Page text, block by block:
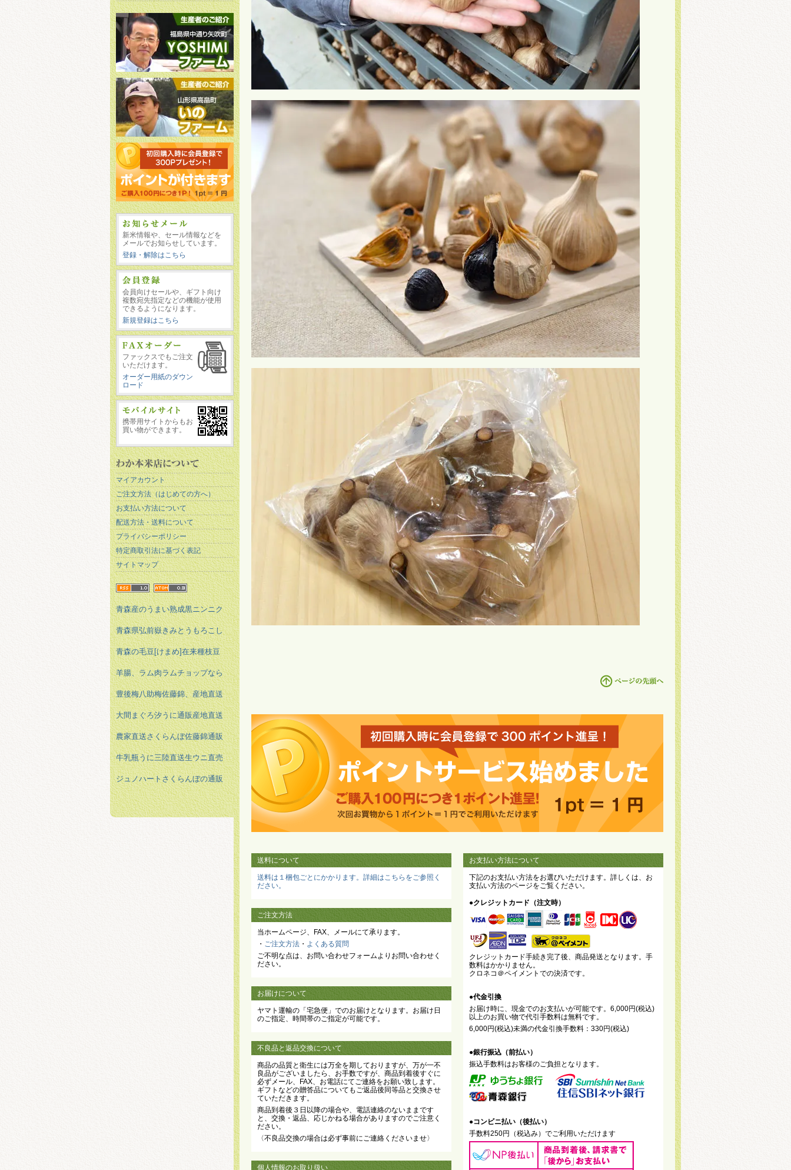
送料について
送料は１梱包ごとにかかります。詳細はこちらをご参照く
ださい。
ご注文方法
当ホームページ、FAX、メールにて承ります。
・ ご注文方法 ・ よくある質問
ご不明な点は、お問い合わせフォームよりお問い合わせく
ださい。
お届けについて
ヤマト運輸の「宅急便」でのお届けとなります。お届け日
のご指定、時間帯のご指定が可能です。
不良品と返品交換について
商品の品質と衛生には万全を期しておりますが、万が一不
良品がございましたら、お手数ですが、商品到着後すぐに
必ずメール、FAX、お電話にてご連絡をお願い致します。
ギフトなどの贈答品についてもご返品後同等品と交換させ
ていただきます。
商品到着後３日以降の場合や、電話連絡のないままです
と、交換・返品、応じかねる場合がありますのでご注意く
ださい。
〈不良品交換の場合は必ず事前にご連絡くださいませ〉
個人情報のお取り扱い
お支払い方法について
下記のお支払い方法をお選びいただけます。詳しくは、お
支払い方法のページをご覧ください。
●クレジットカード（注文時）
クレジットカード手続き完了後、商品発送となります。手
数料はかかりません。
クロネコ＠ペイメントでの決済です。
●代金引換
お届け時に、現金でのお支払いが可能です。6,000円(税込)
以上のお買い物で代引手数料は無料です。
6,000円(税込)未満の代金引換手数料：330円(税込)
●銀行振込（前払い）
振込手数料はお客様のご負担となります。
●コンビニ払い（後払い）
手数料250円（税込み）でご利用いただけます
新米情報や、セール情報などを
メールでお知らせしています。
登録・解除はこちら
会員向けセールや、ギフト向け
複数宛先指定などの機能が使用
できるようになります。
新規登録はこちら
ファックスでもご注文
いただけます。
オーダー用紙のダウン
ロード
携帯用サイトからもお
買い物ができます。
マイアカウント
ご注文方法（はじめての方へ）
お支払い方法について
配送方法・送料について
プライバシーポリシー
特定商取引法に基づく表記
サイトマップ
青森産のうまい熟成黒ニンニク
青森県弘前嶽きみとうもろこし
青森の毛豆[けまめ]在来種枝豆
羊腸、ラム肉ラムチョップなら
豊後梅八助梅佐藤錦、産地直送
大間まぐろ汐うに通販産地直送
農家直送さくらんぼ佐藤錦通販
牛乳瓶うに三陸直送生ウニ直売
ジュノハートさくらんぼの通販